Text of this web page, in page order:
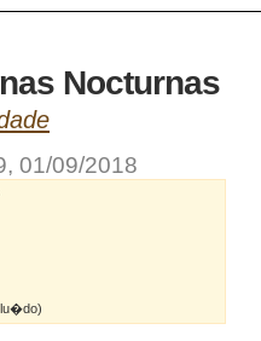
Nocturnas
01/09/2018